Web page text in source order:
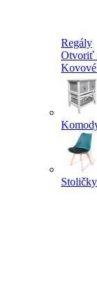
Regály
Otvoriť
Stoličky